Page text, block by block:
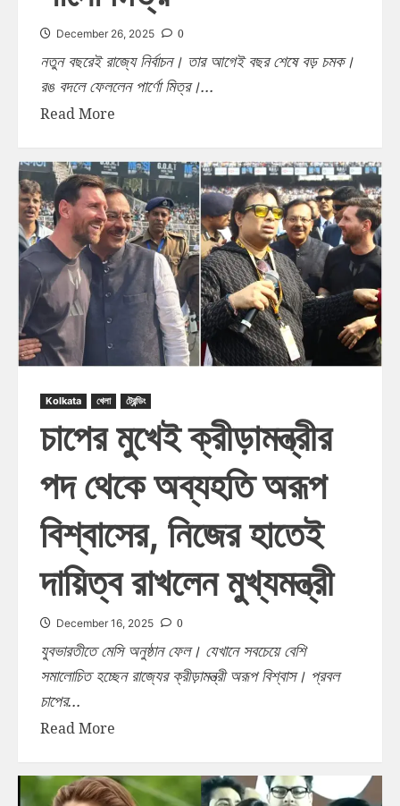
December 26, 2025 0
নতুন বছরেই রাজ্যে নির্বাচন। তার আগেই বছর শেষে বড় চমক।
রঙ বদলে ফেললেন পার্ণো মিত্র।...
Read More
Kolkata খেলা ট্রেন্ডিং
চাপের মুখেই ক্রীড়ামন্ত্রীর
পদ থেকে অব্যহতি অরূপ
বিশ্বাসের, নিজের হাতেই
দায়িত্ব রাখলেন মুখ্যমন্ত্রী
December 16, 2025 0
যুবভারতীতে মেসি অনুষ্ঠান ফেল। যেখানে সবচেয়ে বেশি
সমালোচিত হচ্ছেন রাজ্যের ক্রীড়ামন্ত্রী অরূপ বিশ্বাস। প্রবল
চাপের...
Read More